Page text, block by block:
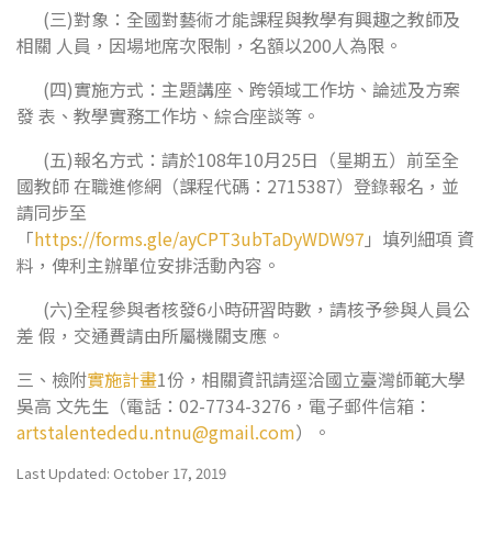
(三)對象：全國對藝術才能課程與教學有興趣之教師及
相關 人員，因場地席次限制，名額以200人為限。
(四)實施方式：主題講座、跨領域工作坊、論述及方案
發 表、教學實務工作坊、綜合座談等。
(五)報名方式：請於108年10月25日（星期五）前至全
國教師 在職進修網（課程代碼：2715387）登錄報名，並
請同步至
「https://forms.gle/ayCPT3ubTaDyWDW97 」填列細項 資
料，俾利主辦單位安排活動內容。
(六)全程參與者核發6小時研習時數，請核予參與人員公
差 假，交通費請由所屬機關支應。
三、檢附實施計畫1份，相關資訊請逕洽國立臺灣師範大學
吳高 文先生（電話：02-7734-3276，電子郵件信箱：
artstalentededu.ntnu@gmail.com）。
Last Updated: October 17, 2019